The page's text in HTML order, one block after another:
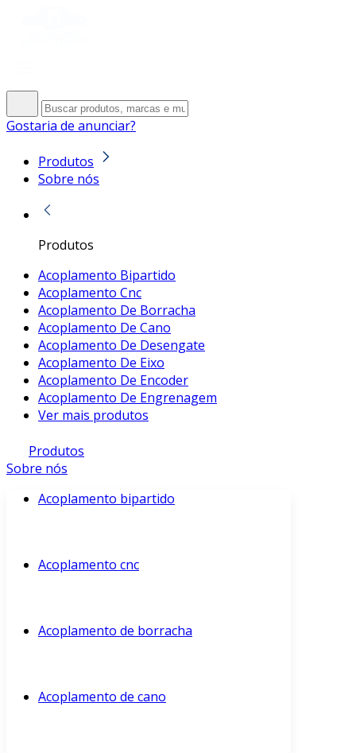
Gostaria de anunciar?
Produtos
Sobre nós
Produtos
Acoplamento Bipartido
Acoplamento Cnc
Acoplamento De Borracha
Acoplamento De Cano
Acoplamento De Desengate
Acoplamento De Eixo
Acoplamento De Encoder
Acoplamento De Engrenagem
Ver mais produtos
Produtos
Sobre nós
Acoplamento bipartido
Acoplamento cnc
Acoplamento de borracha
Acoplamento de cano